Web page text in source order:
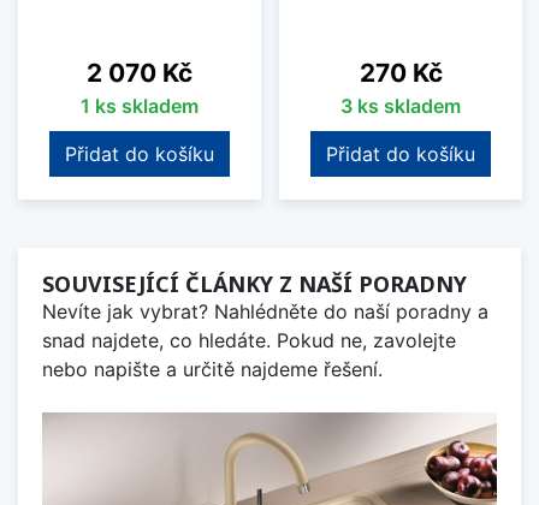
Cena
2 070 Kč
1 ks skladem
Přidat do košíku
Cena
270 Kč
3 ks skladem
Přidat do košíku
SOUVISEJÍCÍ ČLÁNKY Z NAŠÍ PORADNY
Nevíte jak vybrat? Nahlédněte do naší poradny a
snad najdete, co hledáte. Pokud ne, zavolejte
nebo napište a určitě najdeme řešení.